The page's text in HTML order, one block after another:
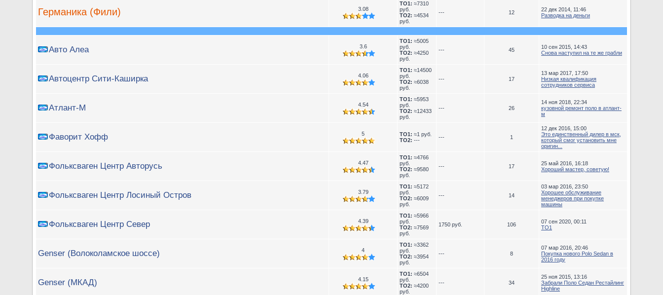
Германика (Фили) 3.08
TO1: ≈7310
руб.
TO2: ≈4534
руб.
--- 12
22 дек 2014, 11:46
Разводка на деньги
Авто Алеа 3.6
TO1: ≈5005
руб.
TO2: ≈4250
руб.
--- 45
10 сен 2015, 14:43
Снова наступил на те же грабли
Автоцентр Сити-Каширка 4.06
TO1: ≈14500
руб.
TO2: ≈6038
руб.
--- 17
13 мар 2017, 17:50
Низкая квалификация
сотрудников сервиса
Атлант-М 4.54
TO1: ≈5953
руб.
TO2: ≈12433
руб.
--- 26
14 ноя 2018, 22:34
кузовной ремонт поло в атлант-
м
Фаворит Хофф 5 TO1: ≈1 руб.
TO2: --- --- 1
12 дек 2016, 15:00
Это единственный дилер в мск,
который смог установить мне
оригин...
Фольксваген Центр Авторусь 4.47
TO1: ≈4766
руб.
TO2: ≈9580
руб.
--- 17
25 май 2016, 16:18
Хороший мастер, советую!
Фольксваген Центр Лосиный Остров 3.79
TO1: ≈5172
руб.
TO2: ≈6009
руб.
--- 14
03 мар 2016, 23:50
Хорошее обслуживание
менеджеров при покупке
машины
Фольксваген Центр Север 4.39
TO1: ≈5966
руб.
TO2: ≈7569
руб.
1750 руб. 106
07 сен 2020, 00:11
ТО1
Genser (Волоколамское шоссе) 4
TO1: ≈3362
руб.
TO2: ≈3954
руб.
--- 8
07 мар 2016, 20:46
Покупка нового Polo Sedan в
2016 году
Genser (МКАД) 4.15
TO1: ≈6504
руб.
TO2: ≈4200
руб.
--- 34
25 ноя 2015, 13:16
Забрали Поло Седан Рестайлинг
Highline